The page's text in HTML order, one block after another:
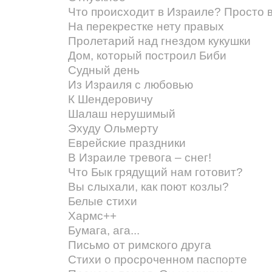
Что происходит в Израиле? Просто
На перекрестке нету правых
Пролетарий над гнездом кукушки
Дом, который построил Биби
Судный день
Из Израиля с любовью
К Шендеровичу
Шалаш нерушимый
Эхуду Ольмерту
Еврейские праздники
В Израиле тревога – снег!
Что Бык грядущий нам готовит?
Вы слыхали, как поют козлы?
Белые стихи
Хармс++
Бумага, ага...
Письмо от римского друга
Стихи о просроченном паспорте